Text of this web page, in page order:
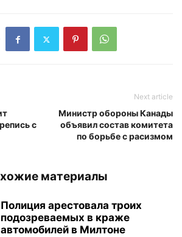
с
Next article
Министр обороны Канады
объявил состав комитета
по борьбе с расизмом
материалы
Полиция арестовала троих
подозреваемых в краже
автомобилей в Милтоне